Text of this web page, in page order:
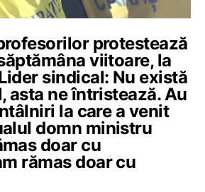
protestează
viitoare, la
sindical: Nu există
asta ne întristează. Au
la care a venit
domn ministru
doar cu
rămas doar cu